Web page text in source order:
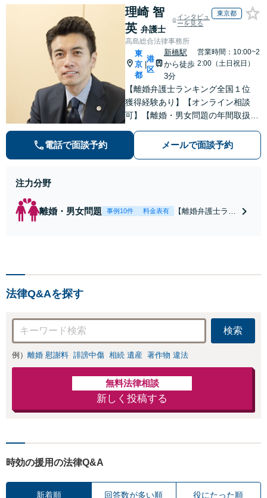
理崎 智
英 弁護士
インタビュ
ーを見る
東京都
高島総合法律事務所
東
京
都
港
区
新橋駅
から徒歩
3分
営業時間：10:00~2
2:00（土日祝日）
【離婚弁護士ランキング全国１位
獲得経験あり】【オンライン相談
可】【離婚・男女問題の年間取扱件
き寝入りしたくないという方は是非
ご相談ください。
電話で面談予約 メールで面談予約
注力分野
離婚・男女問題 事例10件 料金表有
【離婚弁護士ラン
で金銭的に満足で
きる解決を目指し
ます。
法律Q&Aを探す
検索
例） 離婚 慰謝料 誹謗中傷 相続 遺産 著作物 違法
無料法律相談
新しく投稿する
時効の援用の法律Q&A
新着順 回答数が多い順 役にたった順